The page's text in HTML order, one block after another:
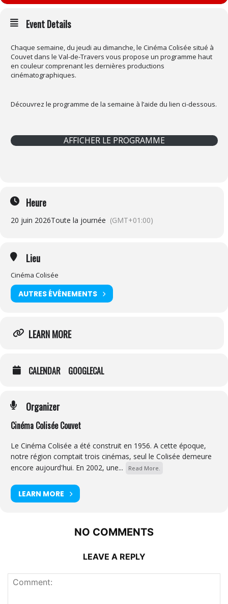
Event Details
Chaque semaine, du jeudi au dimanche, le Cinéma Colisée situé à
Couvet dans le Val-de-Travers vous propose un programme haut
en couleur comprenant les dernières productions
cinématographiques.
Découvrez le programme de la semaine à l’aide du lien ci-dessous.
AFFICHER LE PROGRAMME
Heure
20 juin 2026Toute la journée (GMT+01:00)
Lieu
Cinéma Colisée
AUTRES ÉVÉNEMENTS
LEARN MORE
CALENDAR GOOGLECAL
Organizer
Cinéma Colisée Couvet
Le Cinéma Colisée a été construit en 1956. A cette époque,
notre région comptait trois cinémas, seul le Colisée demeure
encore aujourd'hui. En 2002, une...
Read More.
LEARN MORE
NO COMMENTS
LEAVE A REPLY